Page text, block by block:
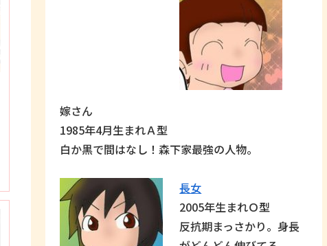
嫁さん
1985年4月生まれＡ型
白か黒で間はなし！森下家最強の人物。
長女
2005年生まれＯ型
反抗期まっさかり。身長